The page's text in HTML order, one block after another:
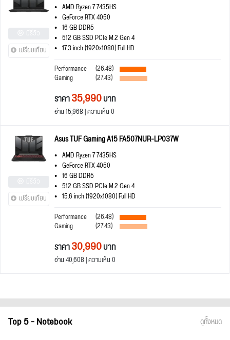
เปรียบเทียบ
AMD Ryzen 7 7435HS
GeForce RTX 4050
16 GB DDR5
512 GB SSD PCIe M.2 Gen 4
17.3 inch (1920x1080) Full HD
Performance
(26.48)
Gaming (27.43)
ราคา35,990บาท
อ่าน 15,968 | ความเห็น 0
เปรียบเทียบ
Asus TUF Gaming A15 FA507NUR-LP037W
AMD Ryzen 7 7435HS
GeForce RTX 4050
16 GB DDR5
512 GB SSD PCIe M.2 Gen 4
15.6 inch (1920x1080) Full HD
Performance
(26.48)
Gaming (27.43)
ราคา30,990บาท
อ่าน 40,608 | ความเห็น 0
Top 5 - Notebook ดูทั้งหมด